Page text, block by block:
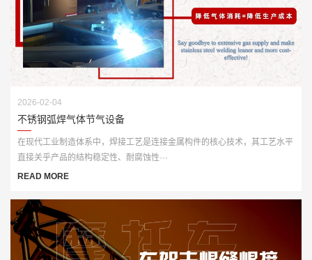
2026-02-04
不锈钢弧焊气体节气设备
在现代工业制造体系中，焊接工艺是连接金属构件的核心技术，其工艺水平
直接关乎产品的结构稳定性、耐腐蚀性···
READ MORE